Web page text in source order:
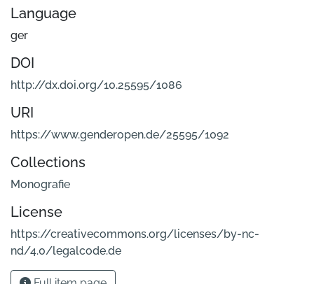
Language
ger
DOI
http://dx.doi.org/10.25595/1086
URI
https://www.genderopen.de/25595/1092
Collections
Monografie
License
https://creativecommons.org/licenses/by-nc-
nd/4.0/legalcode.de